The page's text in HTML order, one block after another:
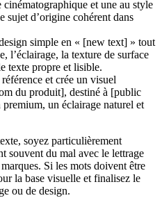
et une au style
sujet d’origine cohérent dans
simple en « [new text] » tout
l’éclairage, la texture de surface
texte propre et lisible.
et crée un visuel
du produit], destiné à [public
un éclairage naturel et
soyez particulièrement
souvent du mal avec le lettrage
Si les mots doivent être
la base visuelle et finalisez le
ou de design.